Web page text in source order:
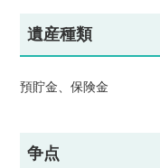
遺産種類
預貯金、保険金
争点